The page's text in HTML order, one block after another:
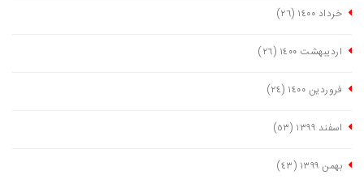
خرداد ١٤٠٠ (٢٦)
اردیبهشت ١٤٠٠ (٢٦)
فروردین ١٤٠٠ (٢٤)
اسفند ١٣٩٩ (٥٣)
بهمن ١٣٩٩ (٤٣)